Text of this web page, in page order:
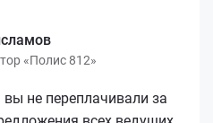
«Полис 812»
не переплачивали за